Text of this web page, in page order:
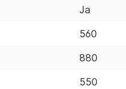
Ja
560
880
550